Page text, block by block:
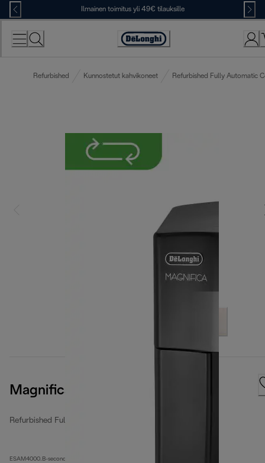
Skip
to
Content
Ilmainen toimitus yli 49€ tilauksille
Accessibility
Refurbished Kunnostetut kahvikoneet Refurbished Fully Automatic
Magnifica
Refurbished Fully Automatic Coffee Makers
ESAM4000.B-second